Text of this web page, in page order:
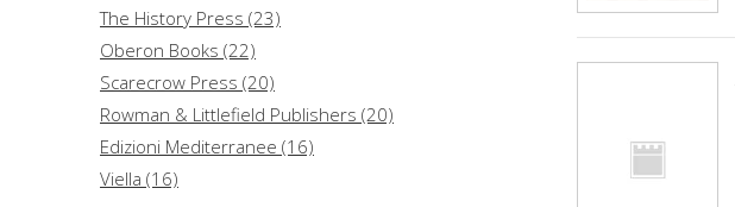
QUIDU, Matthieu (3)
The History Press (23)
Oberon Books (22)
Scarecrow Press (20)
Rowman & Littlefield Publishers (20)
Edizioni Mediterranee (16)
Viella (16)